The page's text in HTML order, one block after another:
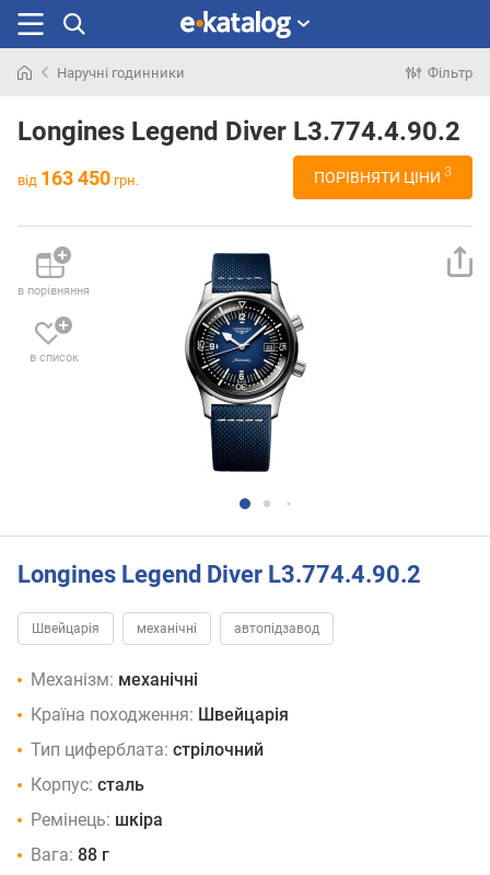
раніше
Наручні годинники Фільтр
Longines Legend Diver L3.774.4.90.2
від 163 450 грн. ПОРІВНЯТИ ЦІНИ 3
в порівняння
в список
Longines Legend Diver L3.774.4.90.2
Швейцарія механічні автопідзавод
Механізм: механічні
Країна походження: Швейцарія
Тип циферблата: стрілочний
Корпус: сталь
Ремінець: шкіра
Вага: 88 г